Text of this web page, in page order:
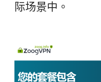
际场景中。